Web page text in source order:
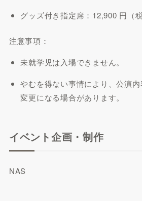
グッズ付き指定席：12,900 円（税
注意事項：
未就学児は入場できません。
やむを得ない事情により、公演
変更になる場合があります。
イベント企画・制作
NAS